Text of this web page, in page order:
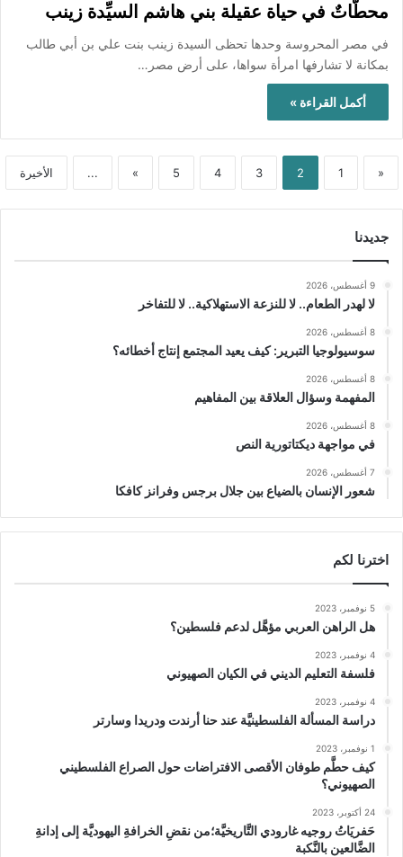
محطَّاتٌ في حياة عقيلة بني هاشم السيِّدة زينب
في مصر المحروسة وحدها تحظى السيدة زينب بنت علي بن أبي طالب
بمكانة لا تشارفها امرأة سواها، على أرض مصر…
أكمل القراءة »
«
1
2
3
4
5
»
... الأخيرة
جديدنا
9 أغسطس، 2026
لا لهدر الطعام.. لا للنزعة الاستهلاكية.. لا للتفاخر
8 أغسطس، 2026
سوسيولوجيا التبرير: كيف يعيد المجتمع إنتاج أخطائه؟
8 أغسطس، 2026
المفهمة وسؤال العلاقة بين المفاهيم
8 أغسطس، 2026
في مواجهة ديكتاتورية النص
7 أغسطس، 2026
شعور الإنسان بالضياع بين جلال برجس وفرانز كافكا
اخترنا لكم
5 نوفمبر، 2023
هل الراهن العربي مؤهَّل لدعم فلسطين؟
4 نوفمبر، 2023
فلسفة التعليم الديني في الكيان الصهيوني
4 نوفمبر، 2023
دراسة المسألة الفلسطينيَّة عند حنا أرندت ودريدا وسارتر
1 نوفمبر، 2023
كيف حطَّم طوفان الأقصى الافتراضات حول الصراع الفلسطيني
الصهيوني؟
24 أكتوبر، 2023
حَفريَاتُ روجيه غارودي التَّاريخيَّة؛من نقضِ الخرافةِ اليهوديَّة إلى إدانةِ
الضَّالعين بالنَّكبة